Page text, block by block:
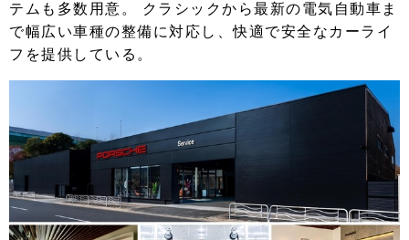
テムも多数用意。 クラシックから最新の電気自動車ま
で幅広い車種の整備に対応し、快適で安全なカーライ
フを提供している。